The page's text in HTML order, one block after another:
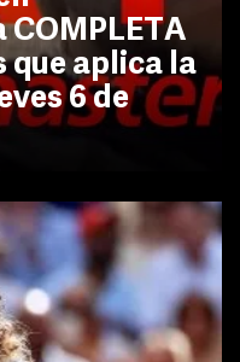
que aplica la
6 de